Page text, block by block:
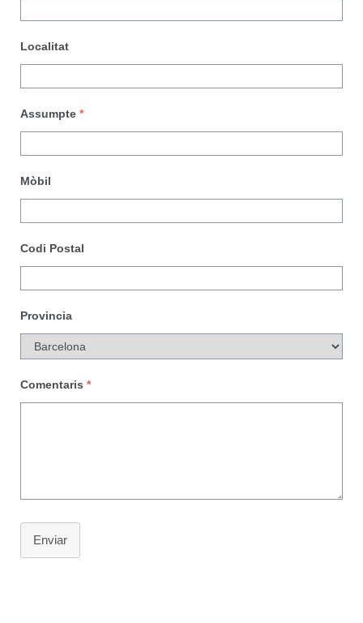
Localitat
Assumpte *
Mòbil
Codi Postal
Provincia
Comentaris *
Enviar